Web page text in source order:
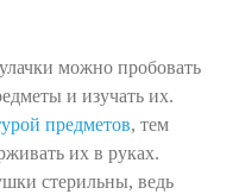
можно пробовать
и изучать их.
предметов, тем
их в руках.
стерильны, ведь